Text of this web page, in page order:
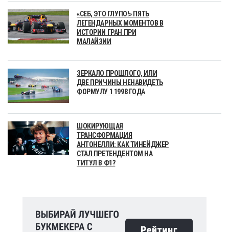
«СЕБ, ЭТО ГЛУПО!» ПЯТЬ
ЛЕГЕНДАРНЫХ МОМЕНТОВ В
ИСТОРИИ ГРАН ПРИ
МАЛАЙЗИИ
ЗЕРКАЛО ПРОШЛОГО, ИЛИ
ДВЕ ПРИЧИНЫ НЕНАВИДЕТЬ
ФОРМУЛУ 1 1998 ГОДА
ШОКИРУЮЩАЯ
ТРАНСФОРМАЦИЯ
АНТОНЕЛЛИ: КАК ТИНЕЙДЖЕР
СТАЛ ПРЕТЕНДЕНТОМ НА
ТИТУЛ В Ф1?